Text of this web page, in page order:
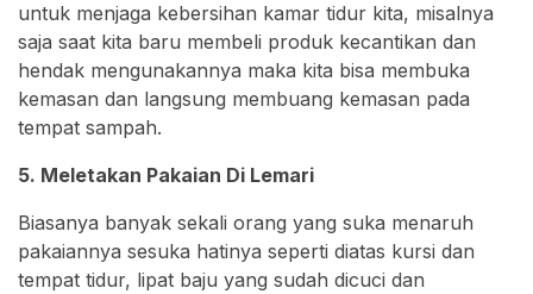
untuk menjaga kebersihan kamar tidur kita, misalnya
saja saat kita baru membeli produk kecantikan dan
hendak mengunakannya maka kita bisa membuka
kemasan dan langsung membuang kemasan pada
tempat sampah.
5. Meletakan Pakaian Di Lemari
Biasanya banyak sekali orang yang suka menaruh
pakaiannya sesuka hatinya seperti diatas kursi dan
tempat tidur, lipat baju yang sudah dicuci dan